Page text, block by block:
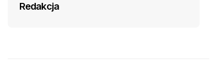
Redakcja